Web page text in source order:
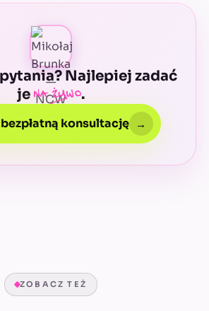
Najlepiej zadać
je na żywo.
konsultację →
ZOBACZ TEŻ